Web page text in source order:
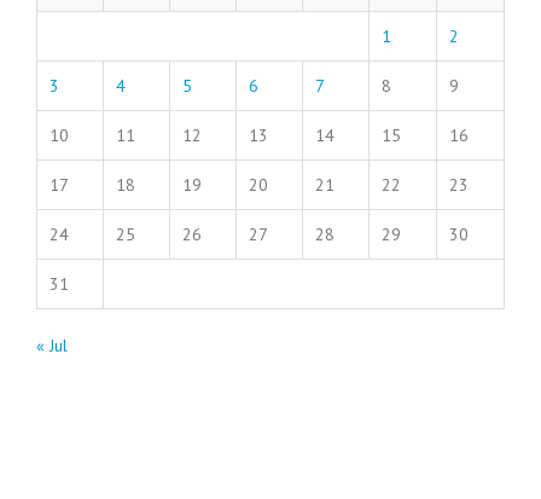
1 2
3 4 5 6 7 8 9
10 11 12 13 14 15 16
17 18 19 20 21 22 23
24 25 26 27 28 29 30
31
« Jul